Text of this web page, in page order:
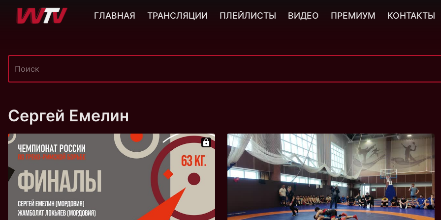
Сергей Емелин
ГЛАВНАЯ ТРАНСЛЯЦИИ ПЛЕЙЛИСТЫ ВИДЕО ПРЕМИУМ КОНТАКТЫ